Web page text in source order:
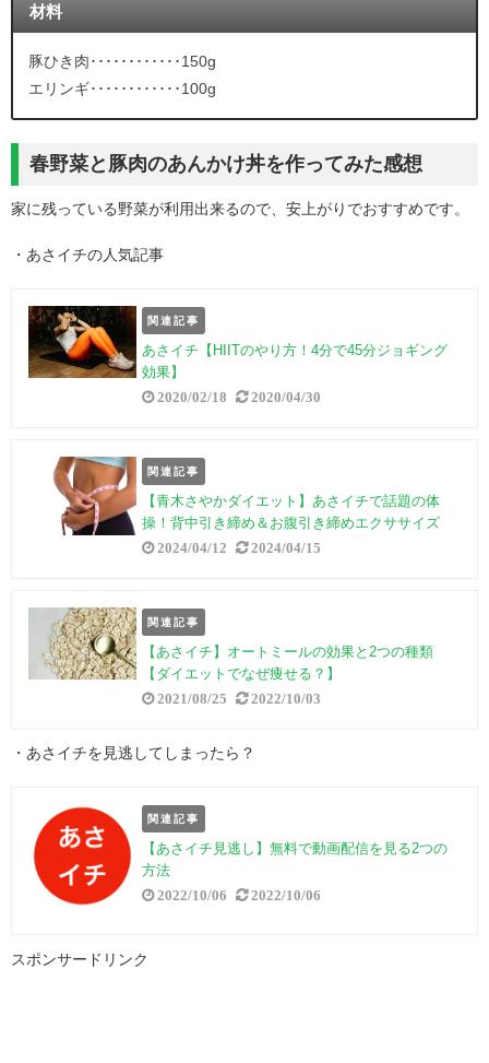
材料
豚ひき肉････････････150g
エリンギ････････････100g
春野菜と豚肉のあんかけ丼を作ってみた感想
家に残っている野菜が利用出来るので、安上がりでおすすめです。
・あさイチの人気記事
関連記事
あさイチ【HIITのやり方！4分で45分ジョギング
効果】
2020/02/18 2020/04/30
関連記事
【青木さやかダイエット】あさイチで話題の体
操！背中引き締め＆お腹引き締めエクササイズ
2024/04/12 2024/04/15
関連記事
【あさイチ】オートミールの効果と2つの種類
【ダイエットでなぜ痩せる？】
2021/08/25 2022/10/03
・あさイチを見逃してしまったら？
関連記事
【あさイチ見逃し】無料で動画配信を見る2つの
方法
2022/10/06 2022/10/06
スポンサードリンク